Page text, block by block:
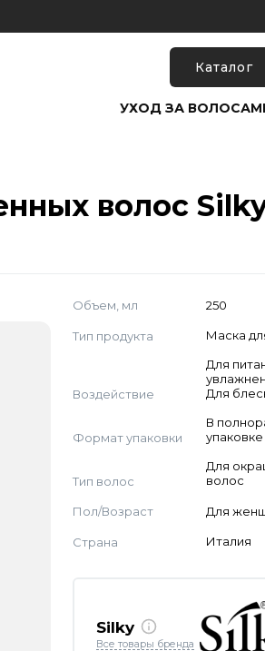
Каталог
УХОД ЗА
волос
Объем, мл 250
Тип продукта Маска
Воздействие
Для
Для
Формат упаковки
В
упаковке
Тип волос
Для
волос
Пол/Возраст Для
Страна Италия
Silky
Все товары бренда